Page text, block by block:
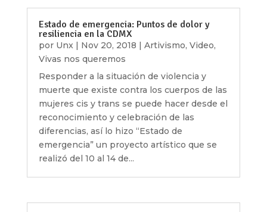
Estado de emergencia: Puntos de dolor y
resiliencia en la CDMX
por Unx| Nov 20, 2018 Artivismo, Video,
Vivas nos queremos
Responder a la situación de violencia y
muerte que existe contra los cuerpos de las
mujeres cis y trans se puede hacer desde el
reconocimiento y celebración de las
diferencias, así lo hizo “Estado de
emergencia” un proyecto artístico que se
realizó del 10 al 14 de...